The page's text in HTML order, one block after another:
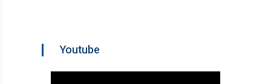
Youtube